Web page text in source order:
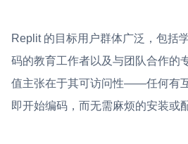
Replit 的目标用户群体广泛，包括
码的教育工作者以及与团队合作的
值主张在于其可访问性——任何有
即开始编码，而无需麻烦的安装或